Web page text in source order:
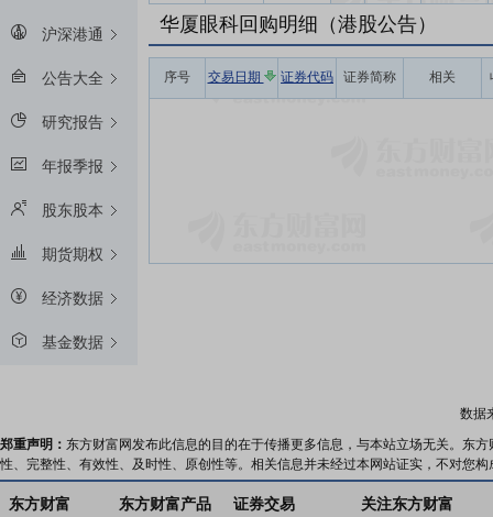
沪深港通
公告大全
研究报告
年报季报
股东股本
期货期权
经济数据
基金数据
华厦眼科回购明细（港股公告）
序号 交易日期 证券代码 证券简称 相关
数据
郑重声明： 东方财富网发布此信息的目的在于传播更多信息，与本站立场无关。东
性、完整性、有效性、及时性、原创性等。相关信息并未经过本网站证实，不对您
东方财富 东方财富产品 证券交易 关注东方财富